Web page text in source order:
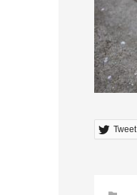
Tweet